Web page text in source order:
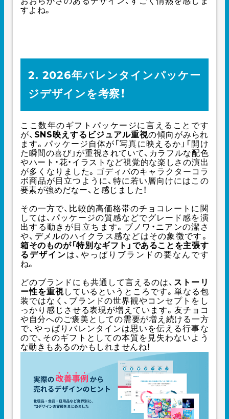
すよね。
2. 2026年バレンタインパッケー
ジデザインを考察！
ここ数年のギフトパッケージに言えることです
が、 SNS映えするビジュアル重視の傾向がみられ
ます。パッケージ自体が「写真に映えるか」「開け
た瞬間の喜び」が重視されていて、カラフルな配色
やハート・花・イラストなど視覚的な楽しさの演出
が多くなりました。ゴディバのキャラクターコラ
ボ商品が目立つように、特に若い層向けにはこの
要素が強めだなー、と感じました！
その一方で、比較的高価格帯のチョコレートに関
しては、パッケージの質感などでグレード感を演
出する動きが目立ちます。ブノワ・ニアンの潔さ
や、デメルのハイクラス感などはその象徴です。
箱そのものが「特別なギフト」であることを主張す
るデザインは、やっぱりブランドの要なんです
ね。
どのブランドにも共通して言えるのは、 ストーリ
ー性を重視しているというところです。単なる包
装ではなく、ブランドの世界観やコンセプトをし
っかり感じさせる表現が増えています。友チョコ
や自分へのご褒美としての需要が増え続ける一方
で、やっぱりバレンタインは思いを伝える行事な
ので、そのギフトとしての本質を見失わないよう
な動きもあるのかもしれませんね！